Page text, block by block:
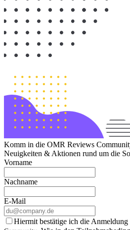
Komm in die OMR Reviews
Neuigkeiten & Aktionen rund um die
Vorname
Nachname
E-Mail
Hiermit bestätige ich die Anmeldung